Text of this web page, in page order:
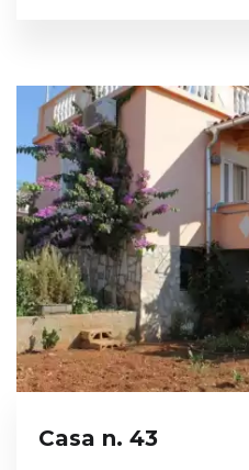
Casa n. 43